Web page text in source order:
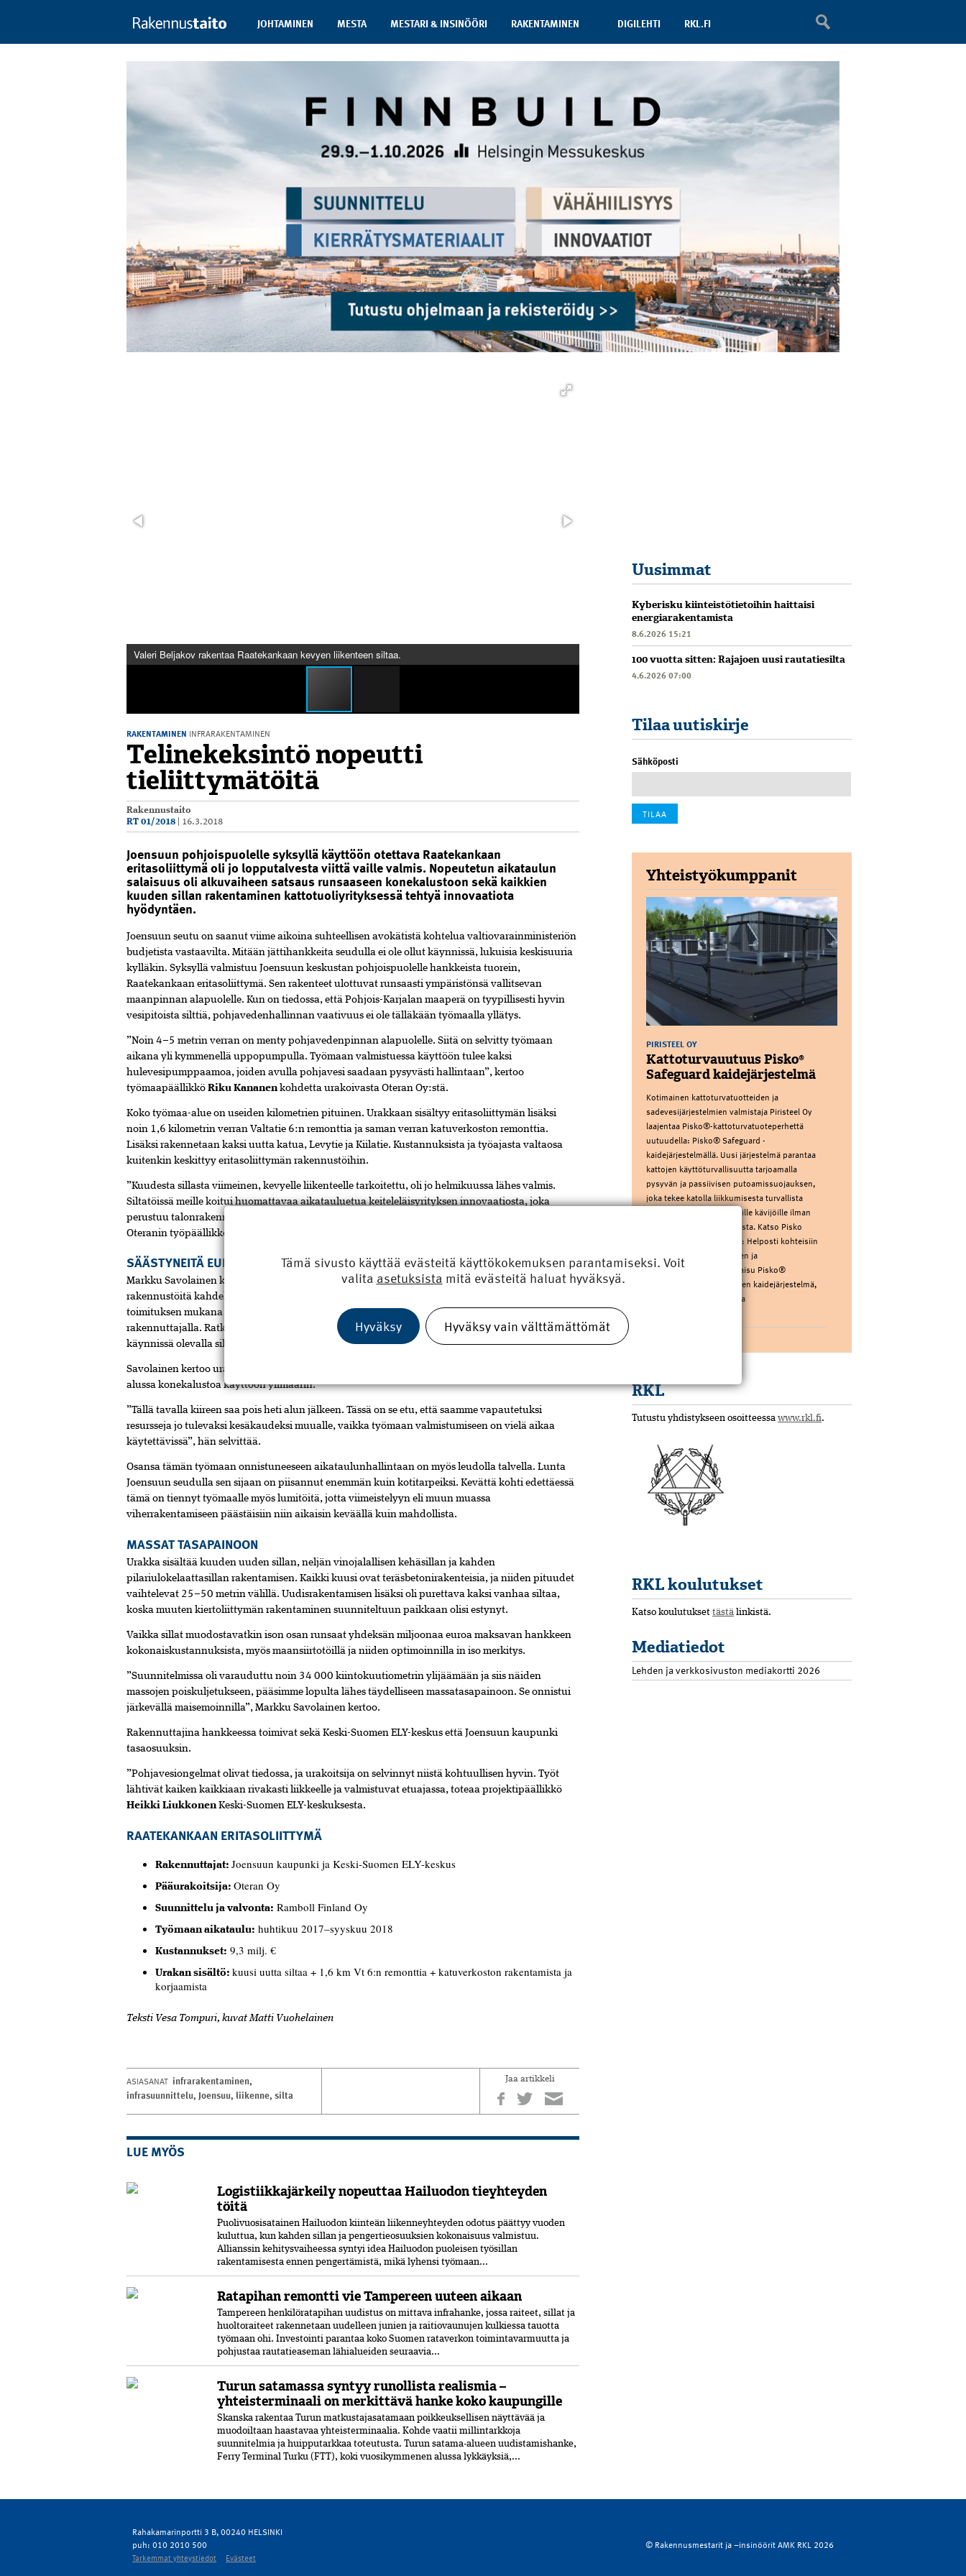
JOHTAMINEN MESTA MESTARI & INSINÖÖRI RAKENTAMINEN DIGILEHTI RKL.FI
Valeri Beljakov rakentaa Raatekankaan kevyen liikenteen siltaa.
RAKENTAMINEN INFRARAKENTAMINEN
Telinekeksintö nopeutti
tieliittymätöitä
Rakennustaito
RT 01/2018
16.3.2018
Joensuun pohjoispuolelle syksyllä käyttöön otettava Raatekankaan
eritasoliittymä oli jo lopputalvesta viittä vaille valmis. Nopeutetun aikataulun
salaisuus oli alkuvaiheen satsaus runsaaseen konekalustoon sekä kaikkien
kuuden sillan rakentaminen kattotuoliyrityksessä tehtyä innovaatiota
hyödyntäen.
Joensuun seutu on saanut viime aikoina suhteellisen avokätistä kohtelua valtiovarainministeriön
budjetista vastaavilta. Mitään jättihankkeita seudulla ei ole ollut käynnissä, lukuisia keskisuuria
kylläkin. Syksyllä valmistuu Joensuun keskustan pohjoispuolelle hankkeista tuorein,
Raatekankaan eritasoliittymä. Sen rakenteet ulottuvat runsaasti ympäristönsä vallitsevan
maanpinnan alapuolelle. Kun on tiedossa, että Pohjois-Karjalan maaperä on tyypillisesti hyvin
vesipitoista silttiä, pohjavedenhallinnan vaativuus ei ole tälläkään työmaalla yllätys.
”Noin 4–5 metrin verran on menty pohjavedenpinnan alapuolelle. Siitä on selvitty työmaan
aikana yli kymmenellä uppopumpulla. Työmaan valmistuessa käyttöön tulee kaksi
hulevesipumppaamoa, joiden avulla pohjavesi saadaan pysyvästi hallintaan”, kertoo
työmaapäällikköRiku Kananenkohdetta urakoivasta Oteran Oy:stä.
Koko työmaa-alue on useiden kilometrien pituinen. Urakkaan sisältyy eritasoliittymän lisäksi
noin 1,6 kilometrin verran Valtatie 6:n remonttia ja saman verran katuverkoston remonttia.
Lisäksi rakennetaan kaksi uutta katua, Levytie ja Kiilatie. Kustannuksista ja työajasta valtaosa
kuitenkin keskittyy eritasoliittymän rakennustöihin.
”Kuudesta sillasta viimeinen, kevyelle liikenteelle tarkoitettu, oli jo helmikuussa lähes valmis.
Siltatöissä meille koitui huomattavaa aikatauluetua keiteleläisyrityksen innovaatiosta, joka
perustuu talonrakennuksen kattotuoliristikoiden hyödyntämiseen sillan tukitelineinä”, kertoo
Oteranin työpäällikkö
SÄÄSTYNEITÄ EUROJA JA MIESTYÖTUNTEJA
Markku Savolainen kertoo Sepa Oy:n kattotuoliristikkoidean nopeuttaneen kunkin sillan
rakennustöitä kahdella viikolla. Tyytyväisyyttä lisäsi hänen mukaansa se, että valmistajalta tuli
toimituksen mukana tarkat mitoituslaskelmat, mikä helpotti ratkaisun hyväksyttämistä
rakennuttajalla. Ratkaisu on yleistymässä ainakin Sisä-Suomessa, sillä esimerkiksi Jännevirran
käynnissä olevalla siltakorjaustyömaalla on käytössä vastaava ratkaisu.
Savolainen kertoo urakan valmistuvan etuajassa myös siksi, että työmaa päätti mobilisoida heti
alussa konekalustoa käyttöön ylimäärin.
”Tällä tavalla kiireen saa pois heti alun jälkeen. Tässä on se etu, että saamme vapautetuksi
resursseja jo tulevaksi kesäkaudeksi muualle, vaikka työmaan valmistumiseen on vielä aikaa
käytettävissä”, hän selvittää.
Osansa tämän työmaan onnistuneeseen aikataulunhallintaan on myös leudolla talvella. Lunta
Joensuun seudulla sen sijaan on piisannut enemmän kuin kotitarpeiksi. Kevättä kohti edettäessä
tämä on tiennyt työmaalle myös lumitöitä, jotta viimeistelyyn eli muun muassa
viherrakentamiseen päästäisiin niin aikaisin keväällä kuin mahdollista.
MASSAT TASAPAINOON
Urakka sisältää kuuden uuden sillan, neljän vinojalallisen kehäsillan ja kahden
pilariulokelaattasillan rakentamisen. Kaikki kuusi ovat teräsbetonirakenteisia, ja niiden pituudet
vaihtelevat 25–50 metrin välillä. Uudisrakentamisen lisäksi oli purettava kaksi vanhaa siltaa,
koska muuten kiertoliittymän rakentaminen suunniteltuun paikkaan olisi estynyt.
Vaikka sillat muodostavatkin ison osan runsaat yhdeksän miljoonaa euroa maksavan hankkeen
kokonaiskustannuksista, myös maansiirtotöillä ja niiden optimoinnilla in iso merkitys.
”Suunnitelmissa oli varauduttu noin 34 000 kiintokuutiometrin ylijäämään ja siis näiden
massojen poiskuljetukseen, pääsimme lopulta lähes täydelliseen massatasapainoon. Se onnistui
järkevällä maisemoinnilla”, Markku Savolainen kertoo.
Rakennuttajina hankkeessa toimivat sekä Keski-Suomen ELY-keskus että Joensuun kaupunki
tasaosuuksin.
”Pohjavesiongelmat olivat tiedossa, ja urakoitsija on selvinnyt niistä kohtuullisen hyvin. Työt
lähtivät kaiken kaikkiaan rivakasti liikkeelle ja valmistuvat etuajassa, toteaa projektipäällikkö
Heikki LiukkonenKeski-Suomen ELY-keskuksesta.
RAATEKANKAAN ERITASOLIITTYMÄ
Rakennuttajat:Joensuun kaupunki ja Keski-Suomen ELY-keskus
Pääurakoitsija:Oteran Oy
Suunnittelu ja valvonta: Ramboll Finland Oy
Työmaan aikataulu: huhtikuu 2017–syyskuu 2018
Kustannukset: 9,3 milj. €
Urakan sisältö:kuusi uutta siltaa + 1,6 km Vt 6:n remonttia + katuverkoston rakentamista ja
korjaamista
Teksti Vesa Tompuri, kuvat Matti Vuohelainen
ASIASANAT infrarakentaminen,
infrasuunnittelu,Joensuu, liikenne,silta
Jaa artikkeli
LUE MYÖS
Logistiikkajärkeily nopeuttaa Hailuodon tieyhteyden
töitä
Puolivuosisatainen Hailuodon kiinteän liikenneyhteyden odotus päättyy vuoden
kuluttua, kun kahden sillan ja pengertieosuuksien kokonaisuus valmistuu.
Allianssin kehitysvaiheessa syntyi idea Hailuodon puoleisen työsillan
rakentamisesta ennen pengertämistä, mikä lyhensi työmaan...
Ratapihan remontti vie Tampereen uuteen aikaan
Tampereen henkilöratapihan uudistus on mittava infrahanke, jossa raiteet, sillat ja
huoltoraiteet rakennetaan uudelleen junien ja raitiovaunujen kulkiessa tauotta
työmaan ohi. Investointi parantaa koko Suomen rataverkon toimintavarmuutta ja
pohjustaa rautatieaseman lähialueiden seuraavia...
Turun satamassa syntyy runollista realismia –
yhteisterminaali on merkittävä hanke koko kaupungille
Skanska rakentaa Turun matkustajasatamaan poikkeuksellisen näyttävää ja
muodoiltaan haastavaa yhteisterminaalia. Kohde vaatii millintarkkoja
suunnitelmia ja huipputarkkaa toteutusta. Turun satama-alueen uudistamishanke,
Ferry Terminal Turku (FTT), koki vuosikymmenen alussa lykkäyksiä,...
Uusimmat
Kyberisku kiinteistötietoihin haittaisi
energiarakentamista
8.6.2026 15:21
100 vuotta sitten: Rajajoen uusi rautatiesilta
4.6.2026 07:00
Tilaa uutiskirje
Sähköposti
Yhteistyökumppanit
PIRISTEEL OY
Kattoturvauutuus Pisko®
Safeguard kaidejärjestelmä
Kotimainen kattoturvatuotteiden ja
sadevesijärjestelmien valmistaja Piristeel Oy
laajentaa Pisko®-kattoturvatuoteperhettä
uutuudella: Pisko® Safeguard -
kaidejärjestelmällä. Uusi järjestelmä parantaa
kattojen käyttöturvallisuutta tarjoamalla
pysyvän ja passiivisen putoamissuojauksen,
joka tekee katolla liikkumisesta turvallista
kaikille – myös satunnaisille kävijöille ilman
putoamissuojauskoulutusta. Katso Pisko
Safeguardin esittelyvideo: Helposti kohteisiin
toteutettava, modulaarinen ja
asentajaystävällinen ratkaisu Pisko®
Safeguard on modulaarinen kaidejärjestelmä,
joka koostuu muutamasta
RKL
Tutustu yhdistykseen osoitteessa www.rkl.fi.
RKL koulutukset
Katso koulutukset tästä linkistä.
Mediatiedot
Lehden ja verkkosivuston mediakortti 2026
Rahakamarinportti 3 B, 00240 HELSINKI
puh: 010 2010 500
Tarkemmat yhteystiedot Evästeet
© Rakennusmestarit ja –insinöörit AMK RKL 2026
Tämä sivusto käyttää evästeitä käyttökokemuksen parantamiseksi. Voit
valita asetuksista mitä evästeitä haluat hyväksyä.
Hyväksy Hyväksy vain välttämättömät